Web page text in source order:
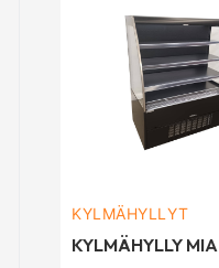
KYLMÄHYLLYT
KYLMÄHYLLY MIA